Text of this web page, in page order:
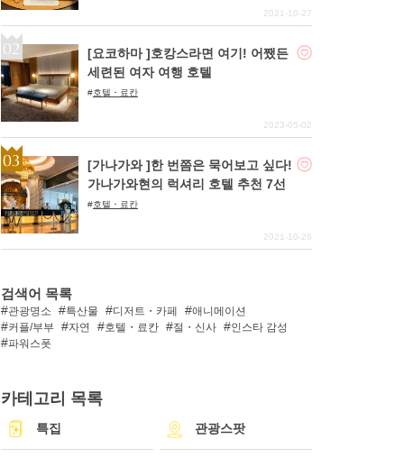
2021-10-27
[요코하마 ]호캉스라면 여기! 어쨌든
세련된 여자 여행 호텔
호텔・료칸
2023-05-02
[가나가와 ]한 번쯤은 묵어보고 싶다!
가나가와현의 럭셔리 호텔 추천 7선
호텔・료칸
2021-10-26
검색어 목록
관광명소 특산물 디저트・카페
애니메이션
커플/부부
자연 호텔・료칸 절・신사
인스타 감성
파워스폿
카테고리 목록
특집 관광스팟